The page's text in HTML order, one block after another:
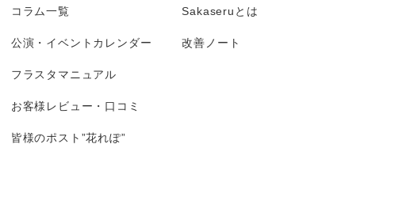
コラム一覧
公演・イベントカレンダー
フラスタマニュアル
お客様レビュー・口コミ
皆様のポスト”花れぽ”
Sakaseruとは
改善ノート